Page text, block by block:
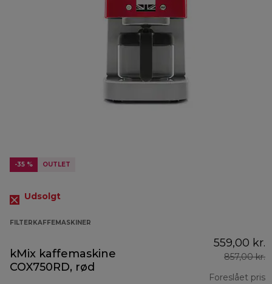
-35 % OUTLET
Udsolgt
FILTERKAFFEMASKINER
kMix kaffemaskine
COX750RD, rød
559,00 kr.
857,00 kr.
Foreslået pris